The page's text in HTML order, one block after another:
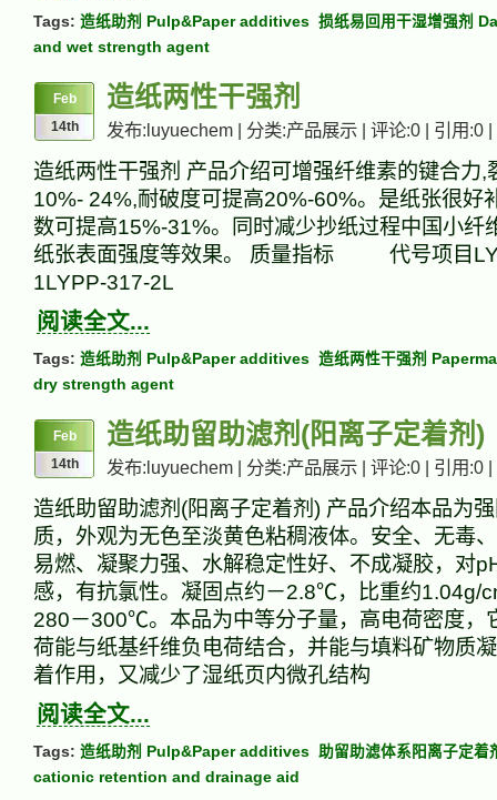
Tags: 造纸助剂 Pulp&Paper additives 损纸易回用干湿增强剂
and wet strength agent
Feb
14th
造纸两性干强剂
发布:luyuechem | 分类:产品展示 | 评论:0 | 引用:0 |
造纸两性干强剂 产品介绍可增强纤维素的键合力,
10%- 24%,耐破度可提高20%-60%。是纸张很好
数可提高15%-31%。同时减少抄纸过程中国小纤
纸张表面强度等效果。 质量指标 代号项目
1LYPP-317-2L
阅读全文...
Tags: 造纸助剂 Pulp&Paper additives 造纸两性干强剂
dry strength agent
Feb
14th
造纸助留助滤剂(阳离子定着剂)
发布:luyuechem | 分类:产品展示 | 评论:0 | 引用:0 |
造纸助留助滤剂(阳离子定着剂) 产品介绍本品为
质，外观为无色至淡黄色粘稠液体。安全、无毒
易燃、凝聚力强、水解稳定性好、不成凝胶，对
感，有抗氯性。凝固点约－2.8℃，比重约1.04g/
280－300℃。本品为中等分子量，高电荷密度，
荷能与纸基纤维负电荷结合，并能与填料矿物质
着作用，又减少了湿纸页内微孔结构
阅读全文...
Tags: 造纸助剂 Pulp&Paper additives 助留助滤体系阳离子定
cationic retention and drainage aid